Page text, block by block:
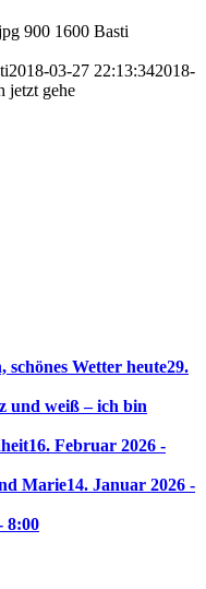
900 1600 Basti
2018-03-27 22:13:342018-
jetzt gehe
Wetter heute29.
und weiß – ich bin
16. Februar 2026 -
Marie14. Januar 2026 -
8:00